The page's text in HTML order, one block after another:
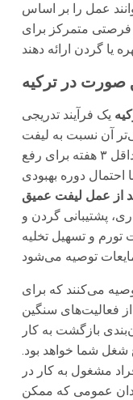
عمل را بر اساس
فرصتی متمرکز برای
صورت در ترکیه
یک فرآیند تدریجی
آن نسبت به لیفت
چهره استاندارد. آماده بودن برای حداقل ۳ هفته برای رفع
دوره بهبودی
از عمل لیفت عمیق
پشتیبانی گردن و
تورم و تسهیل تخلیه
می‌کنند که برای
از فعالیت‌های سنگین
بازگشت به کار
شغل شما خواهد بود.
مشغول به کار در
عمومی که ممکن